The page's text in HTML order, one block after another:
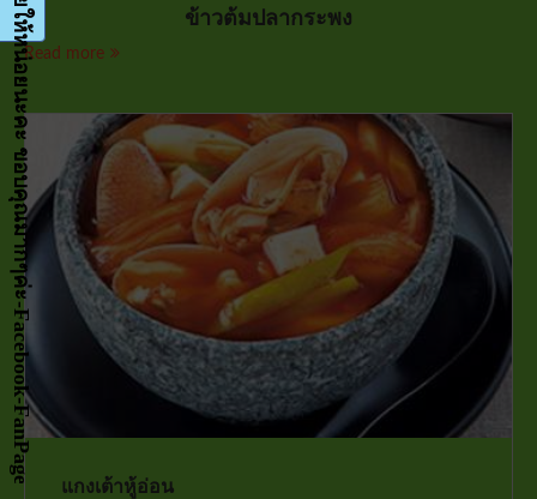
ข้าวต้มปลากระพง
Read more
แกงเต้าหู้อ่อน
กด LIKE เป็นกำลังจัยให้หน่อยนะคะ ขอบคุณมากๆค่ะ-Facebook-FanPage